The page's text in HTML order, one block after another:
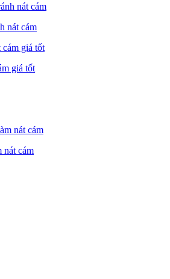
nát cám
giá tốt
nát cám